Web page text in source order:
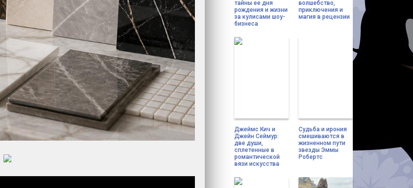
тайны ее дня
рождения и жизни
за кулисами шоу-
бизнеса
волшебство,
приключения и
магия в рецензии
Джеймс Кич и
Джейн Сеймур:
две души,
сплетенные в
романтической
вязи искусства
Судьба и ирония
смешиваются в
жизненном пути
звезды Эммы
Робертс